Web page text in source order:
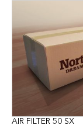
AIR FILTER 50 SX